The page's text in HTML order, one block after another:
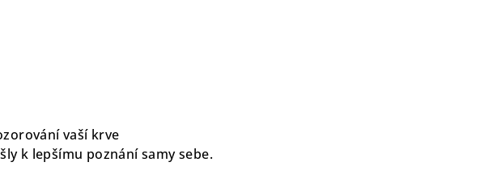
vaší krve
k lepšímu poznání samy sebe.